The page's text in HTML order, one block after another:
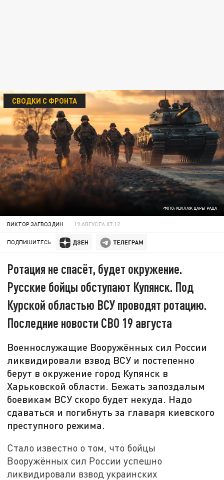
ФОТО: КОЛЛАЖ ЦАРЬГРАДА
СВОДКИ С ФРОНТА
ВИКТОР ЗАГВОЗДИН 19 АВГУСТА 07:12
ПОДПИШИТЕСЬ:
Ротация не спасёт, будет окружение.
Русские бойцы обступают Купянск. Под
Курской областью ВСУ проводят ротацию.
Последние новости СВО 19 августа
Военнослужащие Вооружённых сил России
ликвидировали взвод ВСУ и постепенно
берут в окружение город Купянск в
Харьковской области. Бежать запоздалым
боевикам ВСУ скоро будет некуда. Надо
сдаваться и погибнуть за главаря киевского
преступного режима.
Стало известно о том, что бойцы
Вооружённых сил России успешно
ликвидировали взвод украинских